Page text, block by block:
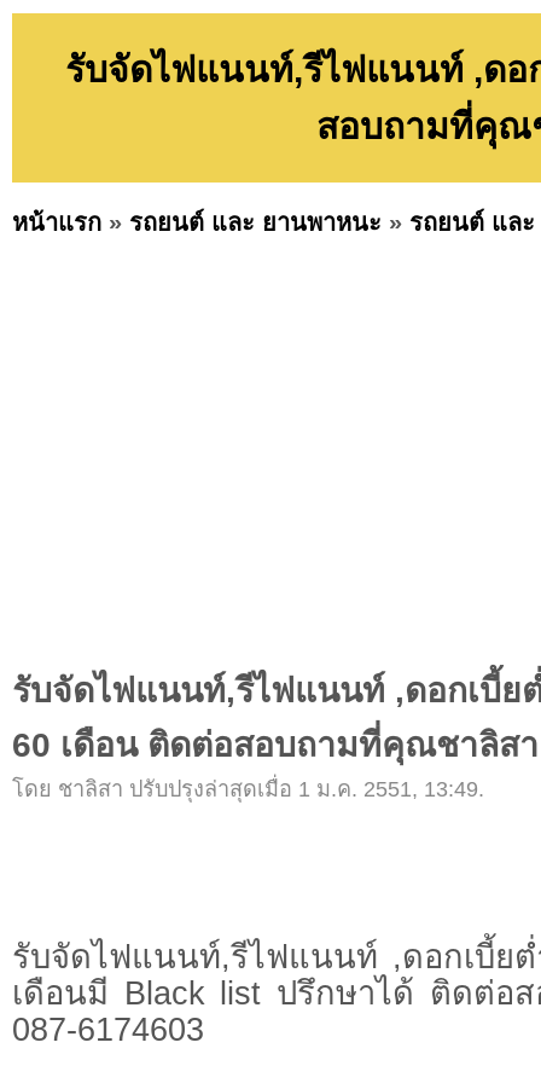
รับจัดไฟแนนท์,รีไฟแนนท์ ,ดอ
สอบถามที่คุณ
หน้าแรก » รถยนต์ และ ยานพาหนะ » รถยนต์ แล
รับจัดไฟแนนท์,รีไฟแนนท์ ,ดอกเบี้ย
60 เดือน ติดต่อสอบถามที่คุณชาลิสา
โดย ชาลิสา ปรับปรุงล่าสุดเมื่อ 1 ม.ค. 2551, 13:49.
รับจัดไฟแนนท์,รีไฟแนนท์ ,ดอกเบี้ย
เดือนมี Black list ปรึกษาได้ ติดต่อ
087-6174603